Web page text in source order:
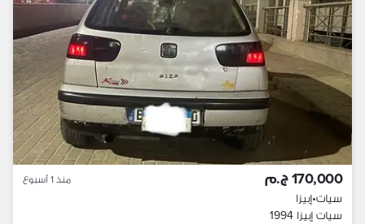
170,000 ج.م منذ 1 أسبوع
سيات•إبيزا
سيات إبيزا 1994